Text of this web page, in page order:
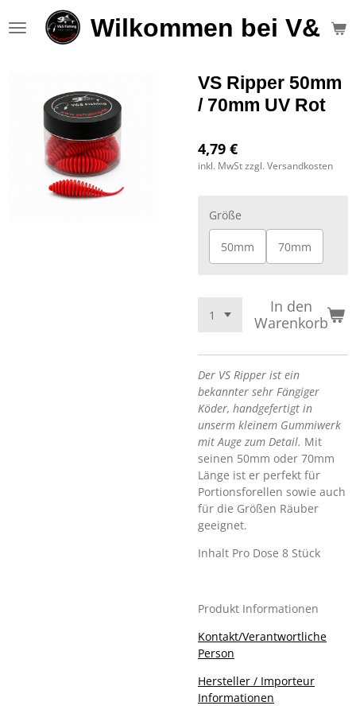
Hauptinhalt
Wilkommen bei V&S
VS Ripper 50mm
/ 70mm UV Rot
4,79 €
inkl. MwSt zzgl. Versandkosten
Größe
50mm 70mm
In den
Warenkorb
Der VS Ripper ist ein
bekannter sehr Fängiger
Köder, handgefertigt in
unserm kleinem Gummiwerk
mit Auge zum Detail. Mit
seinen 50mm oder 70mm
Länge ist er perfekt für
Portionsforellen sowie auch
für die Größen Räuber
geeignet.
Inhalt Pro Dose 8 Stück
Produkt Informationen
Kontakt/Verantwortliche
Person
Hersteller / Importeur
Informationen